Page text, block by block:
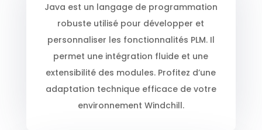
Java est un langage de programmation
robuste utilisé pour développer et
personnaliser les fonctionnalités PLM. Il
permet une intégration fluide et une
extensibilité des modules. Profitez d’une
adaptation technique efficace de votre
environnement Windchill.